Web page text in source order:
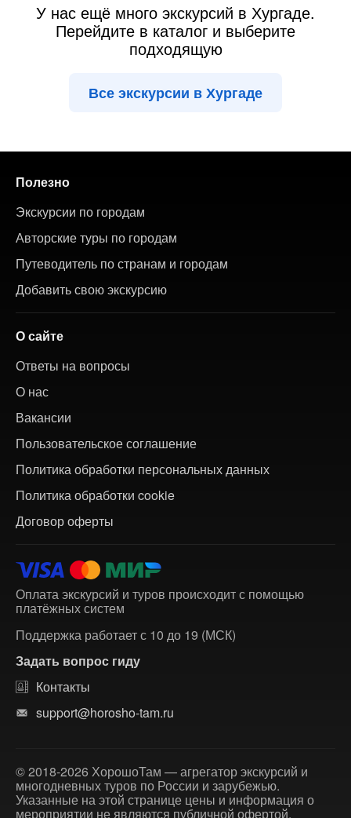
У нас ещё много экскурсий в Хургаде.
Перейдите в каталог и выберите
подходящую
Все экскурсии в Хургаде
Полезно
Экскурсии по городам
Авторские туры по городам
Путеводитель по странам и городам
Добавить свою экскурсию
О сайте
Ответы на вопросы
О нас
Вакансии
Пользовательское соглашение
Политика обработки персональных данных
Политика обработки cookie
Договор оферты
Оплата экскурсий и туров происходит с помощью
платёжных систем
Поддержка работает с 10 до 19 (МСК)
Задать вопрос гиду
Контакты
support@horosho-tam.ru
© 2018-2026 ХорошоТам — агрегатор экскурсий и
многодневных туров по России и зарубежью.
Указанные на этой странице цены и информация о
мероприятии не являются публичной офертой.